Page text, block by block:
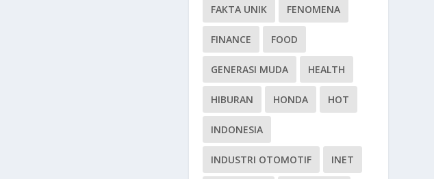
FAKTA UNIK FENOMENA
FINANCE FOOD
GENERASI MUDA HEALTH
HIBURAN HONDA HOT
INDONESIA
INDUSTRI OTOMOTIF INET